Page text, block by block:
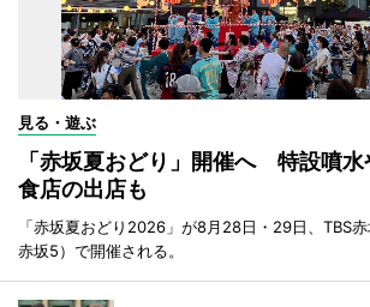
見る・遊ぶ
「赤坂夏おどり」開催へ 特設噴水
食店の出店も
「赤坂夏おどり2026」が8月28日・29日、TBS
赤坂5）で開催される。